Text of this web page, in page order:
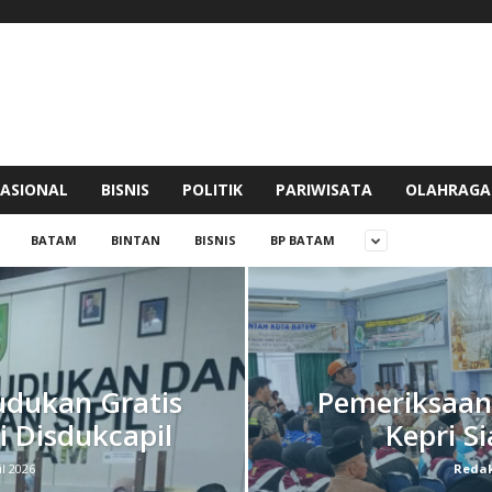
BISNIS POLITIK PARIWISATA OLAHRAGA
BATAM BINTAN BISNIS BP BATAM
Gratis
Disdukcapil
2026
Kepri